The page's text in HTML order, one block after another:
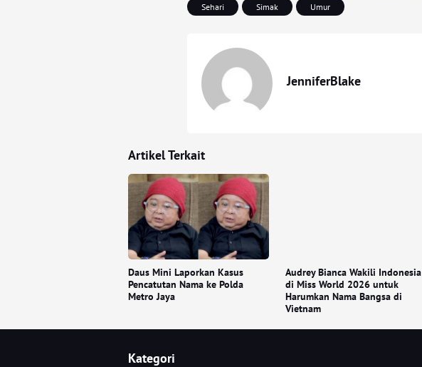
Sehari
Simak Umur
JenniferBlake
Artikel Terkait
Daus Mini Laporkan Kasus
Pencatutan Nama ke Polda
Metro Jaya
Audrey Bianca Wakili Indonesia
di Miss World 2026 untuk
Harumkan Nama Bangsa di
Vietnam
Kategori